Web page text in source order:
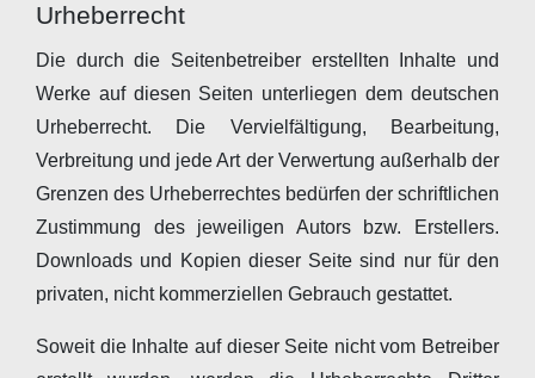
Urheberrecht
Die durch die Seitenbetreiber erstellten Inhalte und
Werke auf diesen Seiten unterliegen dem deutschen
Urheberrecht. Die Vervielfältigung, Bearbeitung,
Verbreitung und jede Art der Verwertung außerhalb der
Grenzen des Urheberrechtes bedürfen der schriftlichen
Zustimmung des jeweiligen Autors bzw. Erstellers.
Downloads und Kopien dieser Seite sind nur für den
privaten, nicht kommerziellen Gebrauch gestattet.
Soweit die Inhalte auf dieser Seite nicht vom Betreiber